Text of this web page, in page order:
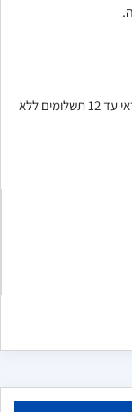
ניתן לשלם בהעברה בנקאית, ביט או בכרטיס אשראי עד 12 תשלומים ללא